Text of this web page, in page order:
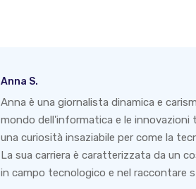
Anna S.
Anna è una giornalista dinamica e
mondo dell'informatica e le innovazioni
una curiosità insaziabile per come la
La sua carriera è caratterizzata da un
in campo tecnologico e nel raccontare